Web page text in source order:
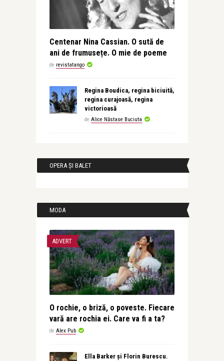
Centenar Nina Cassian. O sută de
ani de frumusețe. O mie de poeme
de revistatango
Regina Boudica, regina biciuită,
regina curajoasă, regina
victorioasă
de Alice Năstase Buciuta
OPERA ȘI BALET
MODA
ADVERT
O rochie, o briză, o poveste. Fiecare
vară are rochia ei. Care va fi a ta?
de Alex Pub
Ella Barker și Florin Burescu.